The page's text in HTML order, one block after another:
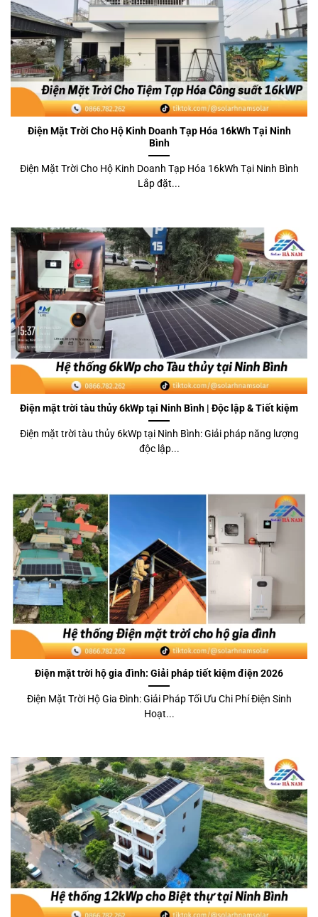
Điện Mặt Trời Cho Hộ Kinh Doanh Tạp Hóa 16kWh Tại Ninh
Bình
Điện Mặt Trời Cho Hộ Kinh Doanh Tạp Hóa 16kWh Tại Ninh Bình
Lắp đặt...
Điện mặt trời tàu thủy 6kWp tại Ninh Bình | Độc lập & Tiết kiệm
Điện mặt trời tàu thủy 6kWp tại Ninh Bình: Giải pháp năng lượng
độc lập...
Điện mặt trời hộ gia đình: Giải pháp tiết kiệm điện 2026
Điện Mặt Trời Hộ Gia Đình: Giải Pháp Tối Ưu Chi Phí Điện Sinh
Hoạt...